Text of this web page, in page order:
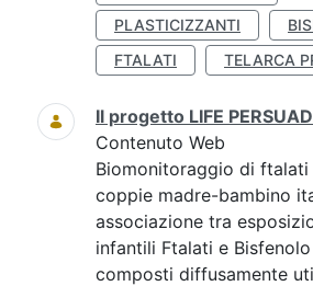
PLASTICIZZANTI
FTALATI
TELARCA
Il progetto LIFE
Contenuto Web
Biomonitoraggio di
coppie madre-bambino
associazione tra
infantili Ftalati e
composti diffusamente